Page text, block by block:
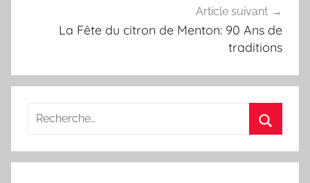
Article suivant
La Fête du citron de Menton: 90 Ans de
traditions
Recherche
: